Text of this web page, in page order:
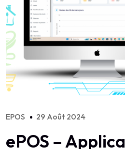
EPOS 29 Août 2024
ePOS –